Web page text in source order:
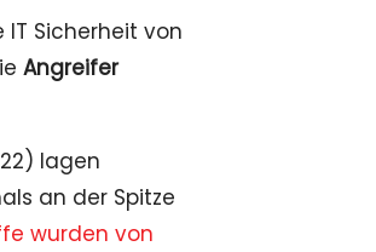
Sicherheit von
Angreifer
lagen
an der Spitze
wurden von